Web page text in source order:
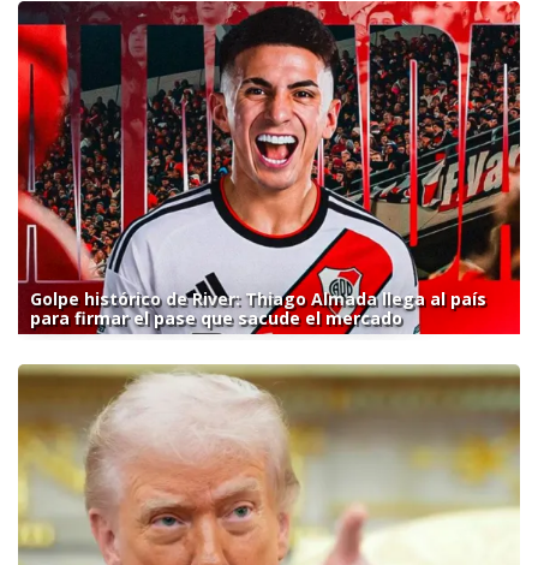
Golpe histórico de River: Thiago Almada llega al país
para firmar el pase que sacude el mercado